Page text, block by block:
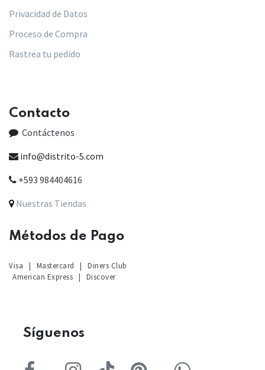
Privacidad de Datos
Proceso de Compra
Rastrea tu pedido
Contacto
Contáctenos
info@distrito-5.com
+593 984404616
Nuestras Tiendas
Métodos de Pago
Visa | Mastercard |
Diners Club
American Express | Discover
Síguenos